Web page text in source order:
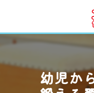
幼児か